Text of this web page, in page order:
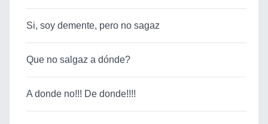
Si, soy demente, pero no sagaz
Que no salgaz a dónde?
A donde no!!! De donde!!!!